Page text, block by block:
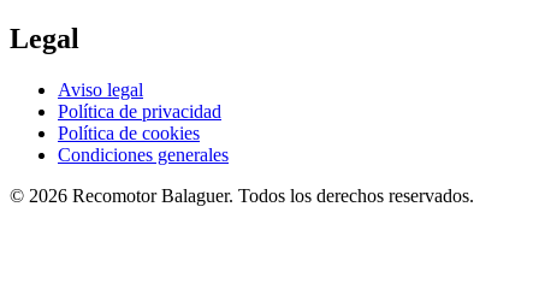
Legal
Aviso legal
Política de privacidad
Política de cookies
Condiciones generales
© 2026 RecomotorBalaguer. Todos los derechos reservados.